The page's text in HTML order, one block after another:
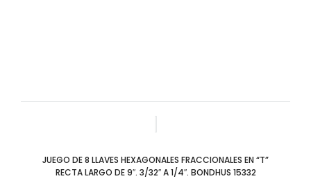
JUEGO DE 8 LLAVES HEXAGONALES FRACCIONALES EN “T”
RECTA LARGO DE 9″. 3/32″ A 1/4″. BONDHUS 15332